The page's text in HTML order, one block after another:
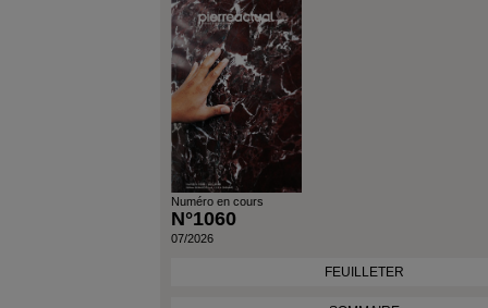
Numéro en cours
N°1060
07/2026
FEUILLETER